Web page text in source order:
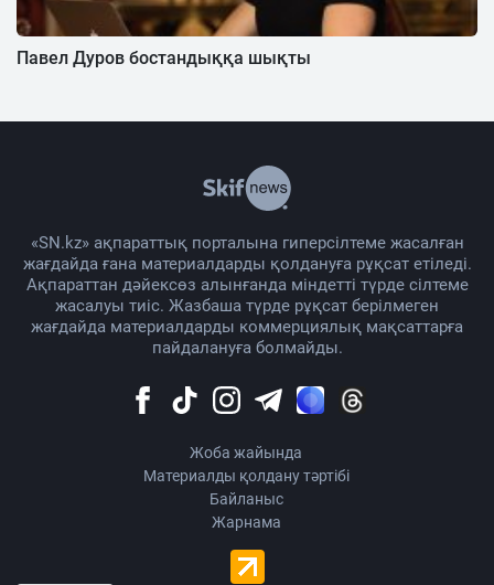
Павел Дуров бостандыққа шықты
«SN.kz» ақпараттық порталына гиперсілтеме жасалған
жағдайда ғана материалдарды қолдануға рұқсат етіледі.
Ақпараттан дәйексөз алынғанда міндетті түрде сілтеме
жасалуы тиіс. Жазбаша түрде рұқсат берілмеген
жағдайда материалдарды коммерциялық мақсаттарға
пайдалануға болмайды.
Жоба жайында
Материалды қолдану тәртібі
Байланыс
Жарнама